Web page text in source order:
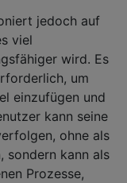
jedoch auf
viel
wird. Es
um
einzufügen und
kann seine
ohne als
sondern kann als
Prozesse,